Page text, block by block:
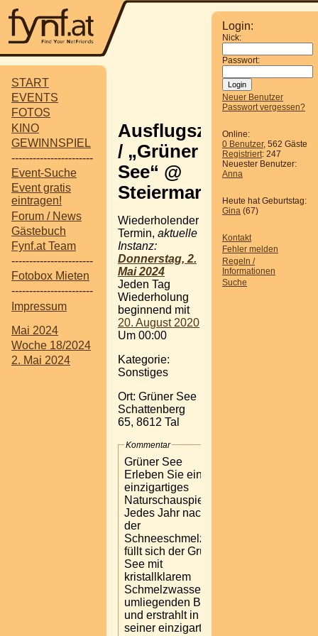
START
EVENTS
FOTOS
KINO
GEWINNSPIEL
-----------------------
Event-Suche
Event gratis
eintragen!
Forum / News
Gästebuch
Fynf.at Team
-----------------------
Fotobox Mieten
-----------------------
Impressum
Mai 2024
Woche 18/2024
2. Mai 2024
Login:
Nick:
Passwort:
Neuer Benutzer
Passwort vergessen?
Online:
0 Benutzer, 562 Gäste
Registriert: 247
Neuester Benutzer:
Anna
Heute hat Geburtstag:
Gina (67)
Kontakt
Fehler melden
Regeln /
Informationen
Suche
Ausflugsziel
/ „Grüner
See“ @
Steiermark
Wiederholender
Termin, aktuelle
Instanz:
Donnerstag, 2.
Mai 2024
Jeden Tag
Wiederholung
beginnend mit
20. August 2020
Um 00:00
Kategorie:
Sonstiges
Ort: Grüner See
Schattenberg
65, 8612 Tal
Kommentar
Grüner See
Erleben Sie ein
einzigartiges
Naturschauspiel.
Jedes Jahr nach
der
Schneeschmelze
füllt sich der Grüne
See mit
kristallklarem
Schmelzwasser der
umliegenden Berge
und erstrahlt in
seiner einzigartigen